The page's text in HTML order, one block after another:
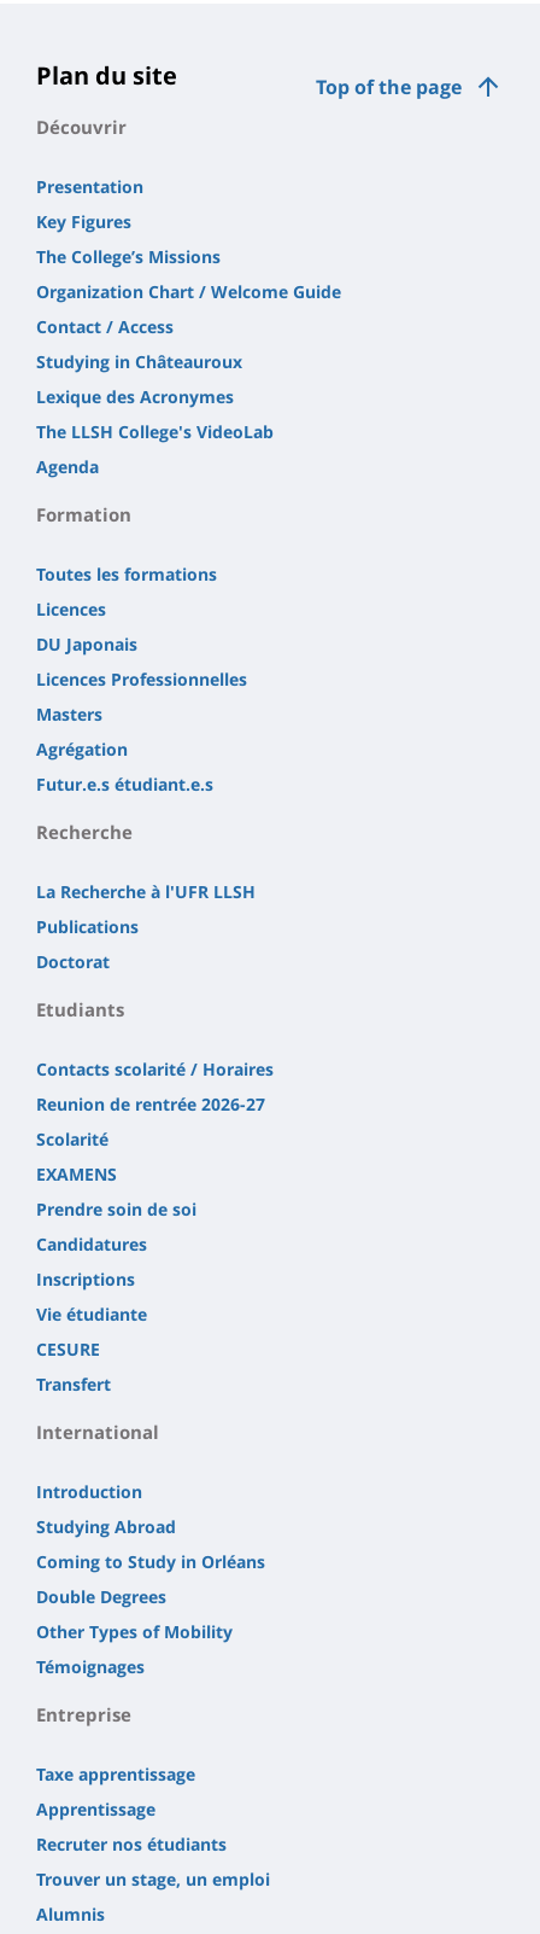
Top of the page
Plan du site
Découvrir
Presentation
Key Figures
The College’s Missions
Organization Chart / Welcome Guide
Contact / Access
Studying in Châteauroux
Lexique des Acronymes
The LLSH College's VideoLab
Agenda
Formation
Toutes les formations
Licences
DU Japonais
Licences Professionnelles
Masters
Agrégation
Futur.e.s étudiant.e.s
Recherche
La Recherche à l'UFR LLSH
Publications
Doctorat
Etudiants
Contacts scolarité / Horaires
Reunion de rentrée 2026-27
Scolarité
EXAMENS
Prendre soin de soi
Candidatures
Inscriptions
Vie étudiante
CESURE
Transfert
International
Introduction
Studying Abroad
Coming to Study in Orléans
Double Degrees
Other Types of Mobility
Témoignages
Entreprise
Taxe apprentissage
Apprentissage
Recruter nos étudiants
Trouver un stage, un emploi
Alumnis